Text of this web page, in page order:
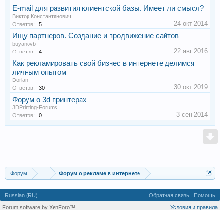
E-mail для развития клиентской базы. Имеет ли смысл?
Виктор Константинович
Ответов:
5 24 окт 2014
Ищу партнеров. Создание и продвижение сайтов
buyanovb
Ответов:
4 22 авг 2016
Как рекламировать свой бизнес в интернете делимся
личным опытом
Dorian
Ответов:
30 30 окт 2019
Форум о 3d принтерах
3DPrinting-Forums
Ответов:
0 3 сен 2014
Форум Форум о рекламе в интернете
Russian (RU) Обратная связь
Помощь
Условия и правила
Forum software by XenForo™